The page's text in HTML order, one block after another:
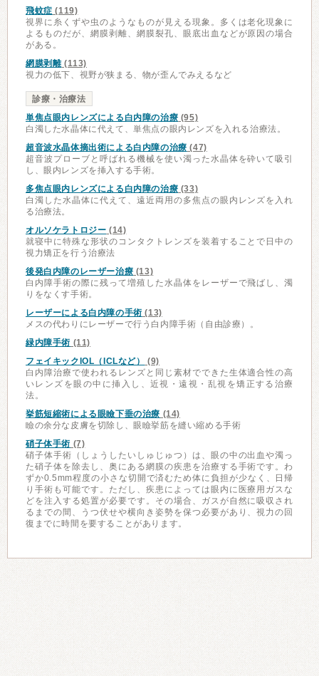
飛蚊症 (119)
視界に糸くずや虫のようなものが見える現象。多くは老化現象に
よるものだが、網膜剥離、網膜裂孔、眼底出血などが原因の場合
がある。
網膜剥離(113)
視力の低下、視野が狭まる、物が歪んでみえるなど
診療・治療法
単焦点眼内レンズによる白内障の治療 (95)
白濁した水晶体に代えて、単焦点の眼内レンズを入れる治療法。
超音波水晶体摘出術による白内障の治療 (47)
超音波プローブと呼ばれる機械を使い濁った水晶体を砕いて吸引
し、眼内レンズを挿入する手術。
多焦点眼内レンズによる白内障の治療 (33)
白濁した水晶体に代えて、遠近両用の多焦点の眼内レンズを入れ
る治療法。
オルソケラトロジー (14)
就寝中に特殊な形状のコンタクトレンズを装着することで日中の
視力矯正を行う治療法
後発白内障のレーザー治療 (13)
白内障手術の際に残って増殖した水晶体をレーザーで飛ばし、濁
りをなくす手術。
レーザーによる白内障の手術 (13)
メスの代わりにレーザーで行う白内障手術（自由診療）。
緑内障手術 (11)
フェイキックIOL（ICLなど）
(9)
白内障治療で使われるレンズと同じ素材でできた生体適合性の高
いレンズを眼の中に挿入し、近視・遠視・乱視を矯正する治療
法。
挙筋短縮術による眼瞼下垂の治療 (14)
瞼の余分な皮膚を切除し、眼瞼挙筋を縫い縮める手術
硝子体手術 (7)
硝子体手術（しょうしたいしゅじゅつ）は、眼の中の出血や濁っ
た硝子体を除去し、奥にある網膜の疾患を治療する手術です。わ
ずか0.5mm程度の小さな切開で済むため体に負担が少なく、日帰
り手術も可能です。ただし、疾患によっては眼内に医療用ガスな
どを注入する処置が必要です。その場合、ガスが自然に吸収され
るまでの間、うつ伏せや横向き姿勢を保つ必要があり、視力の回
復までに時間を要することがあります。